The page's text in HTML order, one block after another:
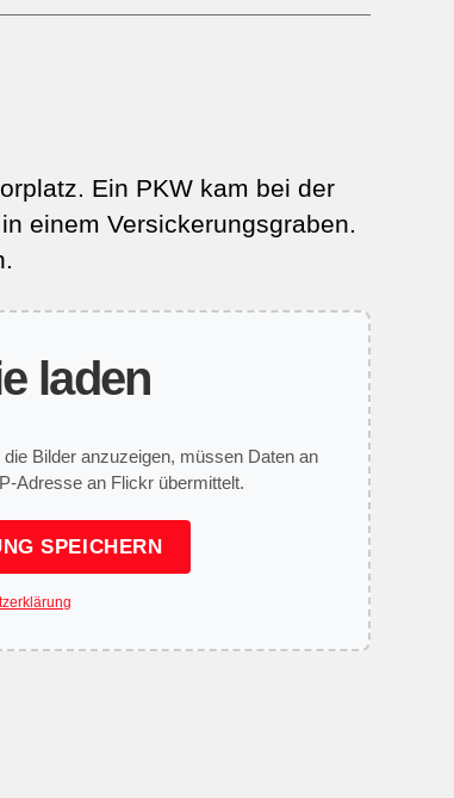
Ein PKW kam bei der
einem Versickerungsgraben.
laden
Bilder anzuzeigen, müssen Daten an
Adresse an Flickr übermittelt.
SPEICHERN